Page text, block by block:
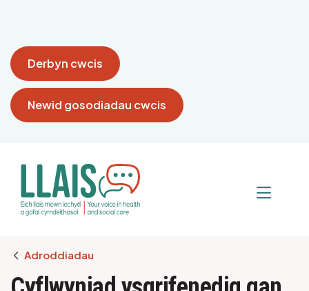
Derbyn cwcis
Newid gosodiadau cwcis
Breadcrumb
Adroddiadau